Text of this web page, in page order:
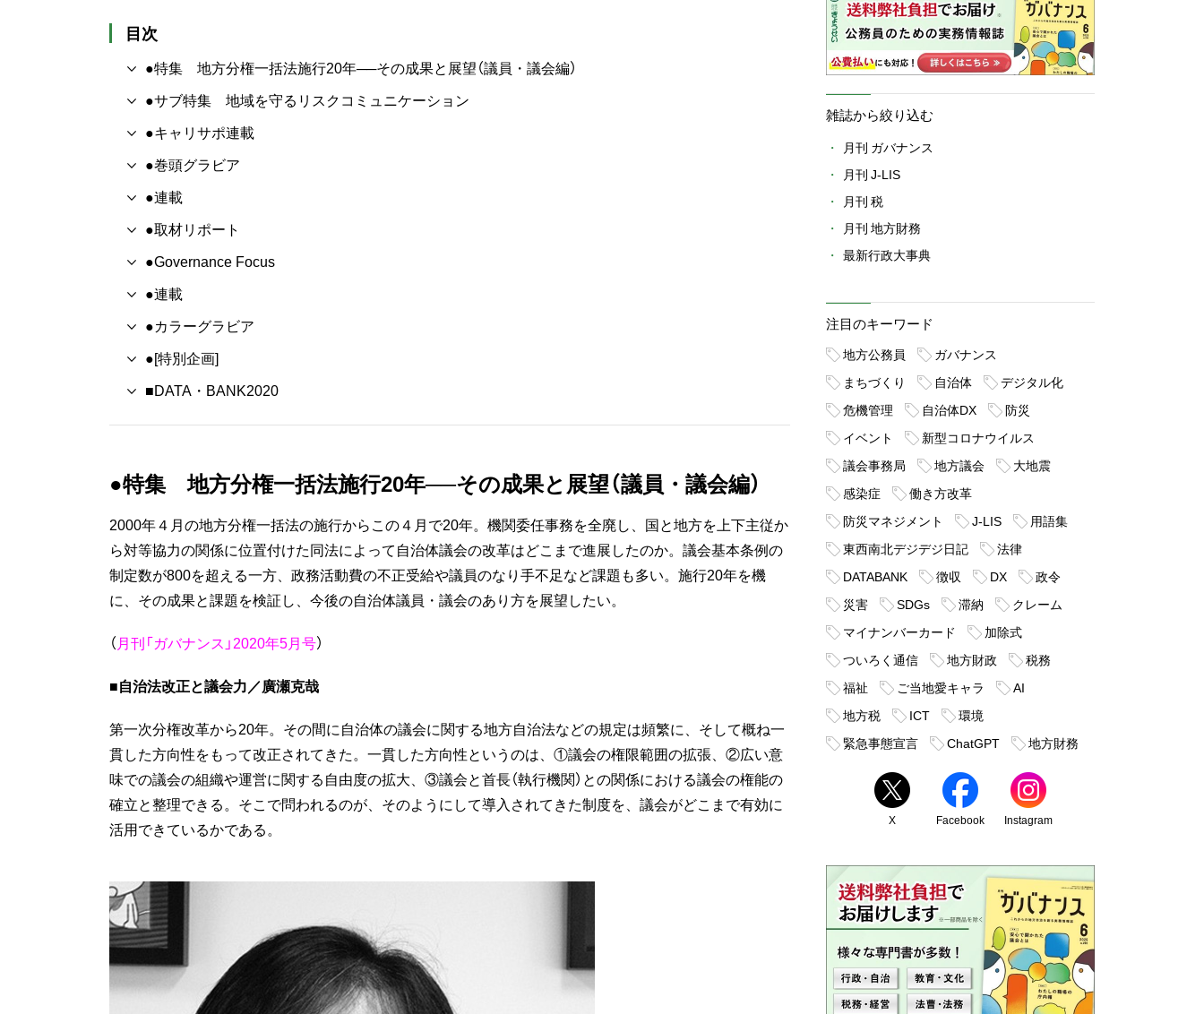
目次
●特集 地方分権一括法施行20年──その成果と展望（議員・議会編）
●サブ特集 地域を守るリスクコミュニケーション
●キャリサポ連載
●巻頭グラビア
●連載
●取材リポート
●Governance Focus
●連載
●カラーグラビア
●[特別企画]
■DATA・BANK2020
●特集 地方分権一括法施行20年──その成果と展望（議員・議会編）
2000年４月の地方分権一括法の施行からこの４月で20年。機関委任事務を全廃し、国と地方を上下主従か
ら対等協力の関係に位置付けた同法によって自治体議会の改革はどこまで進展したのか。議会基本条例の
制定数が800を超える一方、政務活動費の不正受給や議員のなり手不足など課題も多い。施行20年を機
に、その成果と課題を検証し、今後の自治体議員・議会のあり方を展望したい。
（月刊「ガバナンス」2020年5月号）
■自治法改正と議会力／廣瀬克哉
第一次分権改革から20年。その間に自治体の議会に関する地方自治法などの規定は頻繁に、そして概ね一
貫した方向性をもって改正されてきた。一貫した方向性というのは、①議会の権限範囲の拡張、②広い意
味での議会の組織や運営に関する自由度の拡大、③議会と首長（執行機関）との関係における議会の権能の
確立と整理できる。そこで問われるのが、そのようにして導入されてきた制度を、議会がどこまで有効に
活用できているかである。
雑誌から絞り込む
月刊 ガバナンス
月刊 J-LIS
月刊 税
月刊 地方財務
最新行政大事典
注目のキーワード
地方公務員
ガバナンス
まちづくり
自治体
デジタル化
危機管理
自治体DX
防災
イベント
新型コロナウイルス
議会事務局
地方議会
大地震
感染症
働き方改革
防災マネジメント
J-LIS
用語集
東西南北デジデジ日記
法律
DATABANK
徴収 DX
政令
災害
SDGs 滞納
クレーム
マイナンバーカード
加除式
ついろく通信
地方財政
税務
福祉
ご当地愛キャラ
AI
地方税
ICT
環境
緊急事態宣言
ChatGPT 地方財務
X Facebook Instagram